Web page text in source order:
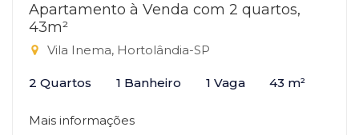
Apartamento à Venda com 2 quartos,
43m²
Vila Inema, Hortolândia-SP
2 Quartos 1 Banheiro 1 Vaga 43 m²
Mais informações